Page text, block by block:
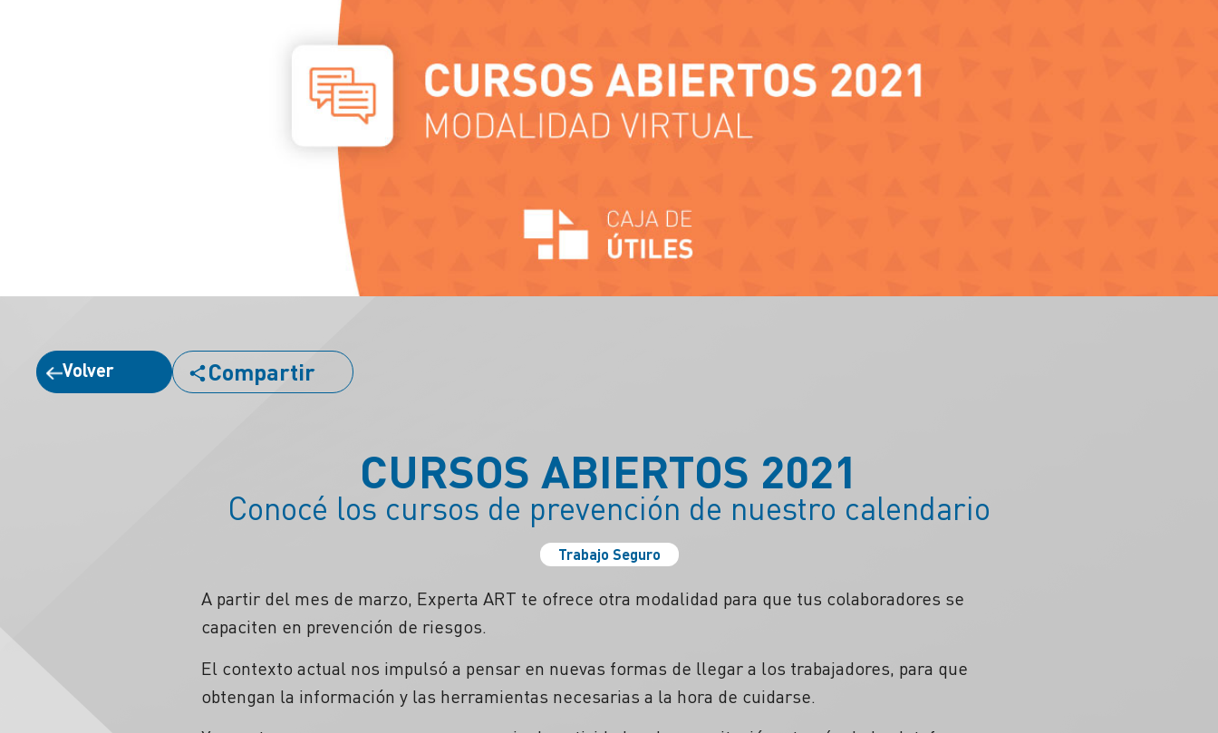
Volver Compartir
CURSOS ABIERTOS 2021
Conocé los cursos de prevención de nuestro calendario
Trabajo Seguro
A partir del mes de marzo, Experta ART te ofrece otra modalidad para que tus colaboradores se
capaciten en prevención de riesgos.
El contexto actual nos impulsó a pensar en nuevas formas de llegar a los trabajadores, para que
obtengan la información y las herramientas necesarias a la hora de cuidarse.